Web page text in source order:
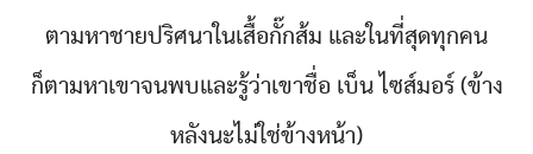
ตามหาชายปริศนาในเสื้อกั๊กส้ม และในที่สุดทุกคน
ก็ตามหาเขาจนพบและรู้ว่าเขาชื่อ เบ็น ไซส์มอร์ (ข้าง
หลังนะไม่ใช่ข้างหน้า)